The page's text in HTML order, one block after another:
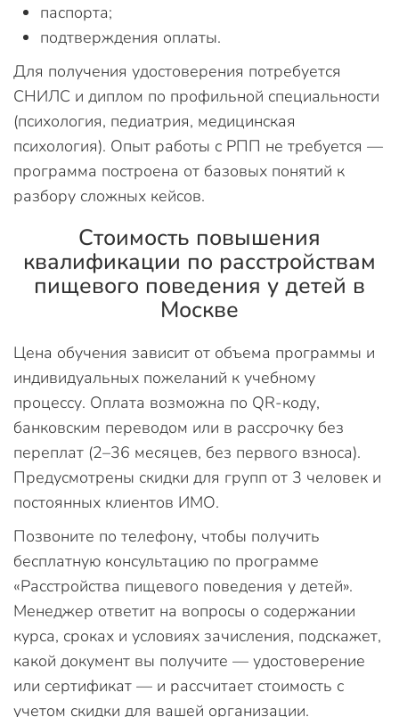
паспорта;
подтверждения оплаты.
Для получения удостоверения потребуется
СНИЛС и диплом по профильной специальности
(психология, педиатрия, медицинская
психология). Опыт работы с РПП не требуется —
программа построена от базовых понятий к
разбору сложных кейсов.
Стоимость повышения
квалификации по расстройствам
пищевого поведения у детей в
Москве
Цена обучения зависит от объема программы и
индивидуальных пожеланий к учебному
процессу. Оплата возможна по QR-коду,
банковским переводом или в рассрочку без
переплат (2–36 месяцев, без первого взноса).
Предусмотрены скидки для групп от 3 человек и
постоянных клиентов ИМО.
Позвоните по телефону, чтобы получить
бесплатную консультацию по программе
«Расстройства пищевого поведения у детей».
Менеджер ответит на вопросы о содержании
курса, сроках и условиях зачисления, подскажет,
какой документ вы получите — удостоверение
или сертификат — и рассчитает стоимость с
учетом скидки для вашей организации.